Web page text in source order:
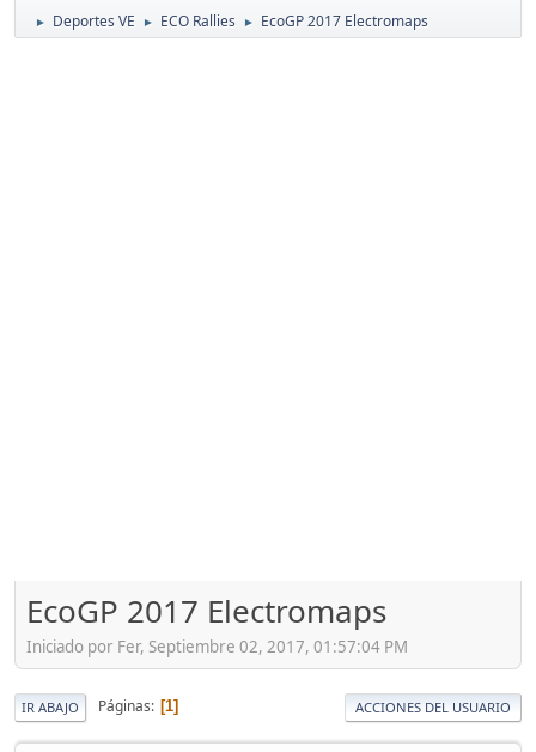
► Deportes VE ► ECO Rallies ► EcoGP 2017 Electromaps
EcoGP 2017 Electromaps
Iniciado por Fer, Septiembre 02, 2017, 01:57:04 PM
IR ABAJO Páginas 1 ACCIONES DEL USUARIO